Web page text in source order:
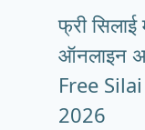
फ्री
ऑनलाइन
Free
2026